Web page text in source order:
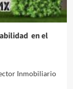
en el
Inmobiliario